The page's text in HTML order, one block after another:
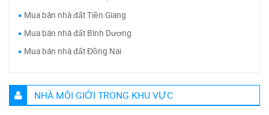
Mua bán nhà đất Tiền Giang
Mua bán nhà đất Bình Dương
Mua bán nhà đất Đồng Nai
NHÀ MÔI GIỚI TRONG KHU VỰC